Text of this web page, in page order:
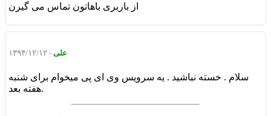
از باربری باهاتون تماس می گیرن
علی - ۱۳۹۴/۱۲/۱۲
سلام . خسته نباشید . یه سرویس وی ای پی میخوام برای شنبه
هفته بعد.